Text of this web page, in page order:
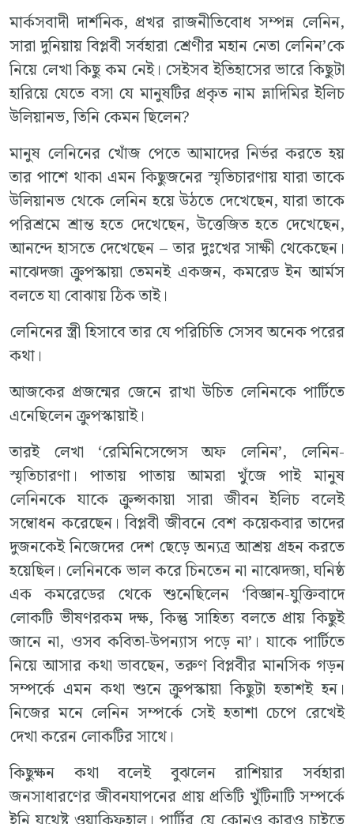
মার্কসবাদী দার্শনিক, প্রখর রাজনীতিবোধ সম্পন্ন লেনিন,
সারা দুনিয়ায় বিপ্লবী সর্বহারা শ্রেণীর মহান নেতা লেনিন’কে
নিয়ে লেখা কিছু কম নেই। সেইসব ইতিহাসের ভারে কিছুটা
হারিয়ে যেতে বসা যে মানুষটির প্রকৃত নাম ভ্লাদিমির ইলিচ
উলিয়ানভ, তিনি কেমন ছিলেন?
মানুষ লেনিনের খোঁজ পেতে আমাদের নির্ভর করতে হয়
তার পাশে থাকা এমন কিছুজনের স্মৃতিচারণায় যারা তাকে
উলিয়ানভ থেকে লেনিন হয়ে উঠতে দেখেছেন, যারা তাকে
পরিশ্রমে শ্রান্ত হতে দেখেছেন, উত্তেজিত হতে দেখেছেন,
আনন্দে হাসতে দেখেছেন – তার দুঃখের সাক্ষী থেকেছেন।
নাঝেদজা ক্রুপস্কায়া তেমনই একজন, কমরেড ইন আর্মস
বলতে যা বোঝায় ঠিক তাই।
লেনিনের স্ত্রী হিসাবে তার যে পরিচিতি সেসব অনেক পরের
কথা।
আজকের প্রজন্মের জেনে রাখা উচিত লেনিনকে পার্টিতে
এনেছিলেন ক্রুপস্কায়াই।
তারই লেখা ‘রেমিনিসেন্সেস অফ লেনিন’, লেনিন-
স্মৃতিচারণা। পাতায় পাতায় আমরা খুঁজে পাই মানুষ
লেনিনকে যাকে ক্রুপ্সকায়া সারা জীবন ইলিচ বলেই
সম্বোধন করেছেন। বিপ্লবী জীবনে বেশ কয়েকবার তাদের
দুজনকেই নিজেদের দেশ ছেড়ে অন্যত্র আশ্রয় গ্রহন করতে
হয়েছিল। লেনিনকে ভাল করে চিনতেন না নাঝেদজা, ঘনিষ্ঠ
এক কমরেডের থেকে শুনেছিলেন ‘বিজ্ঞান-যুক্তিবাদে
লোকটি ভীষণরকম দক্ষ, কিন্তু সাহিত্য বলতে প্রায় কিছুই
জানে না, ওসব কবিতা-উপন্যাস পড়ে না’। যাকে পার্টিতে
নিয়ে আসার কথা ভাবছেন, তরুণ বিপ্লবীর মানসিক গড়ন
সম্পর্কে এমন কথা শুনে ক্রুপস্কায়া কিছুটা হতাশই হন।
নিজের মনে লেনিন সম্পর্কে সেই হতাশা চেপে রেখেই
দেখা করেন লোকটির সাথে।
কিছুক্ষন কথা বলেই বুঝলেন রাশিয়ার সর্বহারা
জনসাধারণের জীবনযাপনের প্রায় প্রতিটি খুঁটিনাটি সম্পর্কে